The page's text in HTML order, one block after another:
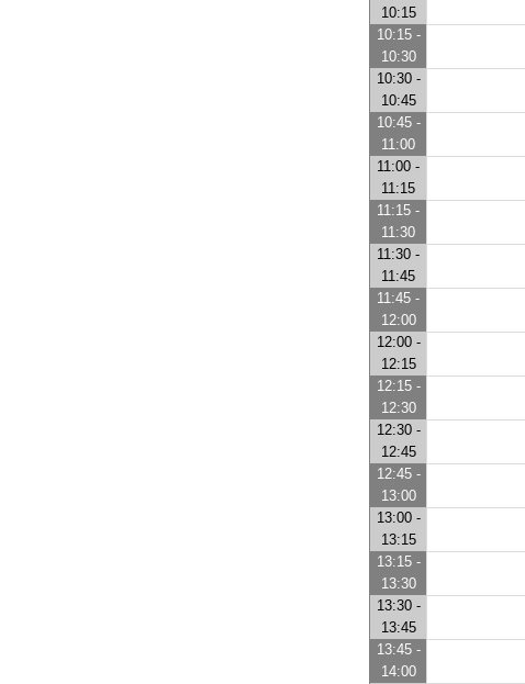
10:15
10:15 -
10:30
10:30 -
10:45
10:45 -
11:00
11:00 -
11:15
11:15 -
11:30
11:30 -
11:45
11:45 -
12:00
12:00 -
12:15
12:15 -
12:30
12:30 -
12:45
12:45 -
13:00
13:00 -
13:15
13:15 -
13:30
13:30 -
13:45
13:45 -
14:00